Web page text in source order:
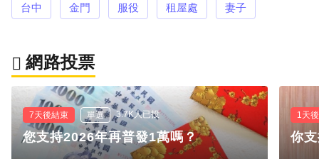
台中 金門 服役 租屋處 妻子
網路投票
7天後結束 單選 3.7K人已投
您支持2026年再普發1萬嗎？
1天
你